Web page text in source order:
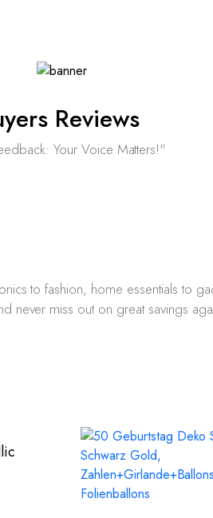
Reviews
Your Voice Matters!"
to fashion, home essentials to
never miss out on great savings